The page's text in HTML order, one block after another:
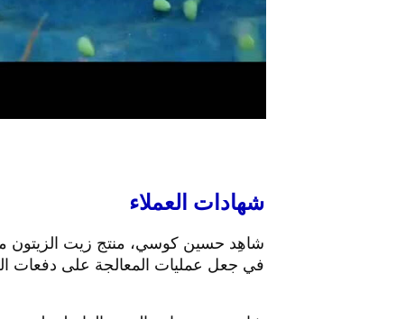
شهادات العملاء
في جعل عمليات المعالجة على دفعات